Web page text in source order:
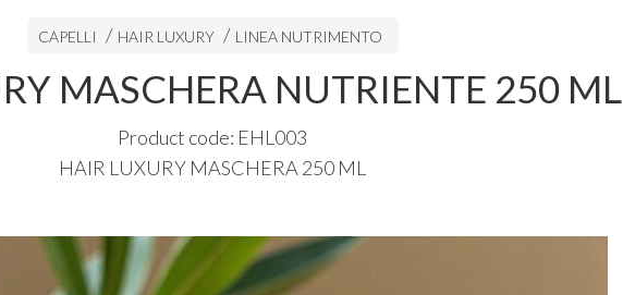
CAPELLI HAIR LUXURY LINEA NUTRIMENTO
MASCHERA NUTRIENTE 250 ML
Product code: EHL003
HAIR LUXURY MASCHERA 250 ML